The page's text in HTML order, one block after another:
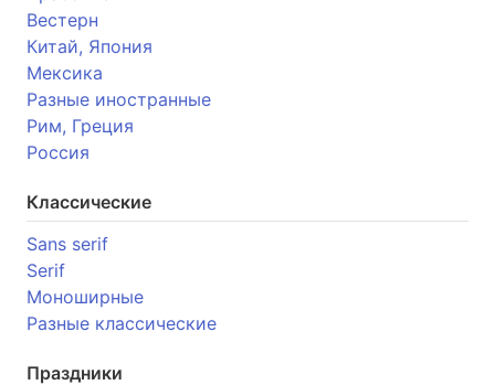
Вестерн
Китай, Япония
Мексика
Разные иностранные
Рим, Греция
Россия
Классические
Sans serif
Serif
Моноширные
Разные классические
Праздники